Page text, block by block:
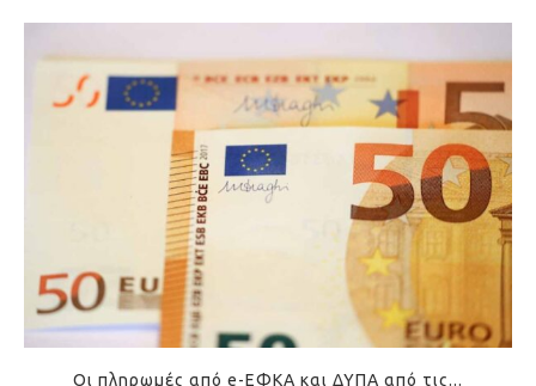
Οι πληρωμές από e-ΕΦΚΑ και ΔΥΠΑ από τις...